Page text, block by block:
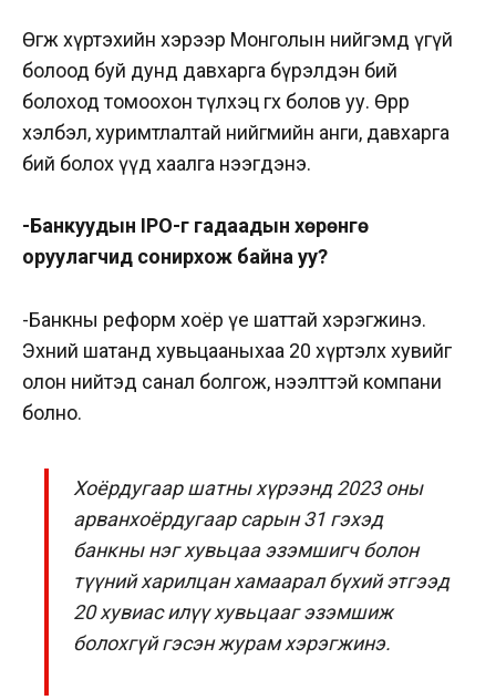
Өгөөж хүртэхийн хэрээр Монголын нийгэмд үгүй
болоод буй дунд давхарга бүрэлдэн бий
болоход томоохон түлхэц өгөх болов уу. Өөрөөр
хэлбэл, хуримтлалтай нийгмийн анги, давхарга
бий болох үүд хаалга нээгдэнэ.
-Банкуудын IPO-г гадаадын хөрөнгө
оруулагчид сонирхож байна уу?
-Банкны реформ хоёр үе шаттай хэрэгжинэ.
Эхний шатанд хувьцааныхаа 20 хүртэлх хувийг
олон нийтэд санал болгож, нээлттэй компани
болно.
Хоёрдугаар шатны хүрээнд 2023 оны
арванхоёрдугаар сарын 31 гэхэд
банкны нэг хувьцаа эзэмшигч болон
түүний харилцан хамаарал бүхий этгээд
20 хувиас илүү хувьцааг эзэмшиж
болохгүй гэсэн журам хэрэгжинэ.